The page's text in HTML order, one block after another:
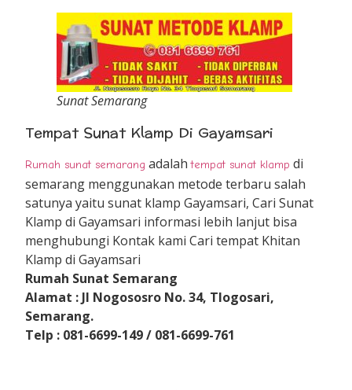
Sunat Semarang
Tempat Sunat Klamp Di Gayamsari
Rumah sunat semarang adalahtempat sunat klamp di
semarang menggunakan metode terbaru salah
satunya yaitu sunat klamp Gayamsari, Cari Sunat
Klamp di Gayamsari informasi lebih lanjut bisa
menghubungi Kontak kami Cari tempat Khitan
Klamp di Gayamsari
Rumah Sunat Semarang
Alamat : Jl Nogososro No. 34, Tlogosari,
Semarang.
Telp : 081-6699-149 / 081-6699-761